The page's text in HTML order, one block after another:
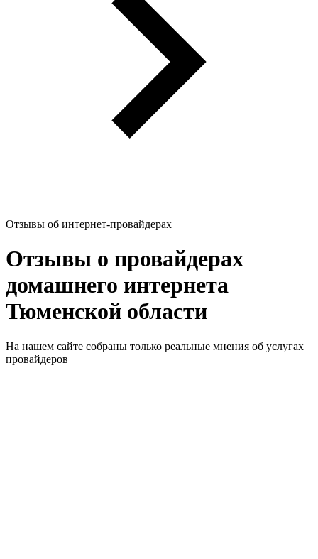
Отзывы об интернет-провайдерах
Отзывы о провайдерах
домашнего интернета
Тюменской области
На нашем сайте собраны только реальные мнения об услугах
провайдеров